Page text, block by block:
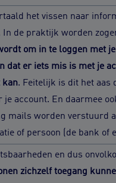
het vissen naar
In de praktijk worden
om in te loggen met
dat er iets mis is met je
kan. Feitelijk is dit het aas
je account. En daarmee
mails worden verstuurd
of persoon (de bank of
en dus
zichzelf toegang